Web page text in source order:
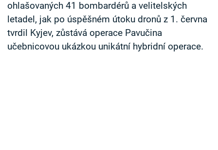
ohlašovaných 41 bombardérů a velitelských
letadel, jak po úspěšném útoku dronů z 1. června
tvrdil Kyjev, zůstává operace Pavučina
učebnicovou ukázkou unikátní hybridní operace.